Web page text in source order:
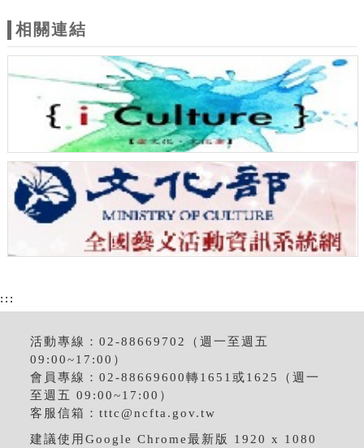
相關連結
:::
活動專線：02-88669702（週一至週五
09:00~17:00）
會員專線：02-88669600轉1651或1625（週一
至週五 09:00~17:00）
客服信箱：tttc@ncfta.gov.tw
建議使用Google Chrome最新版 1920 x 1080